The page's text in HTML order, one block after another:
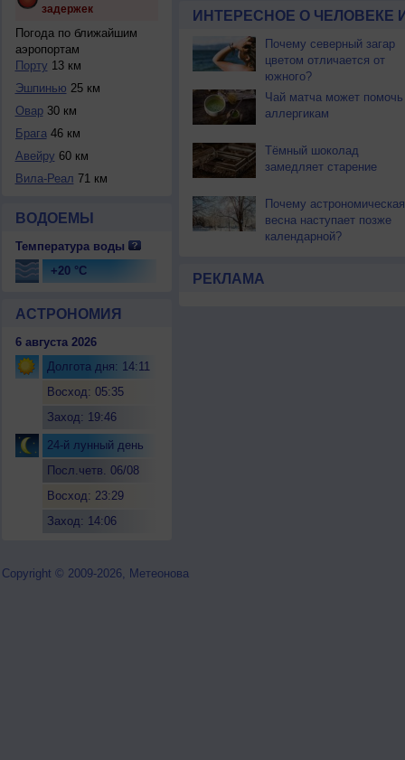
задержек
Погода по ближайшим
аэропортам
Порту 13 км
Эшпинью 25 км
Овар30 км
Брага46 км
Авейру 60 км
Вила-Реал 71 км
ВОДОЕМЫ
Температура воды
+20 °C
АСТРОНОМИЯ
6 августа 2026
Долгота дня: 14:11
Восход: 05:35
Заход: 19:46
24-й лунный день
Посл.четв. 06/08
Восход: 23:29
Заход: 14:06
ИНТЕРЕСНОЕ О ЧЕЛОВЕКЕ
Почему северный загар
цветом отличается от
южного?
Чай матча может помочь
аллергикам
Тёмный шоколад
замедляет старение
Почему астрономическая
весна наступает позже
календарной?
РЕКЛАМА
Copyright © 2009-2026, Метеонова